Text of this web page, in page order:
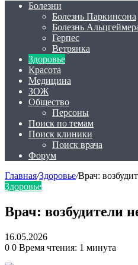
Болезни
Болезнь Паркинсона
Болезнь
Герпес
Ветрянка
Здоровье
Красота
Медицина
ЗОЖ
Общество
Персоны
Поиск по темам
Поиск клиники
Поиск врача
Форум
Главная/Здоровье/Врач:
Здоровье
Врач: возбудители
16.05.2026
0 0 Время чтения: 1 минута